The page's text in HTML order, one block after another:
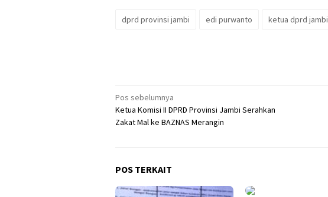
dprd provinsi jambi edi purwanto ketua dprd jambi
Navigasi
pos
Pos sebelumnya
Ketua Komisi II DPRD Provinsi Jambi Serahkan
Zakat Mal ke BAZNAS Merangin
POS TERKAIT